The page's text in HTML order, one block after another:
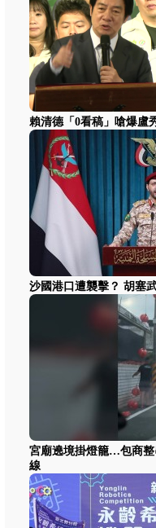
賴清德「0看稿」嗆爆
沙國港口遭襲擊？ 胡塞
宮廟遶境掛燈籠…包商
線